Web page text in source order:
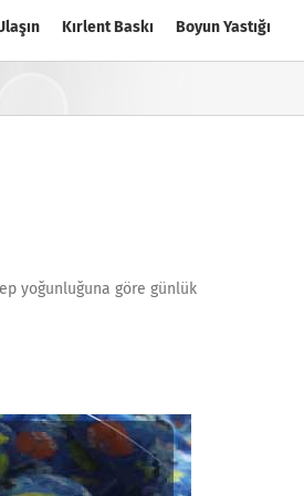
Kırlent Baskı Boyun Yastığı
yoğunluğuna göre günlük